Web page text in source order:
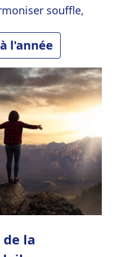
souffle,
l'année
la